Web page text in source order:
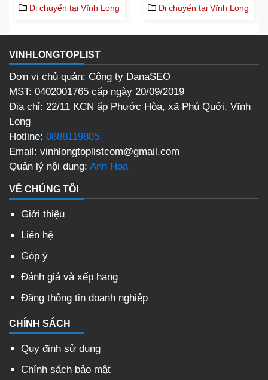
Di chuyển tại Vĩnh Long Di chuyển tại Vĩnh Long
VINHLONGTOPLIST
Đơn vị chủ quản: Công ty DanaSEO
MST: 0402001765 cấp ngày 20/09/2019
Địa chỉ: 22/11 KCN ấp Phước Hòa, xã Phú Quới, Vĩnh
Long
Hotline: 0888119805
Email: vinhlongtoplistcom@gmail.com
Quản lý nội dung: Anh Hoa
VỀ CHÚNG TÔI
Giới thiệu
Liên hệ
Góp ý
Đánh giá và xếp hạng
Đăng thông tin doanh nghiệp
CHÍNH SÁCH
Quy định sử dụng
Chính sách bảo mật